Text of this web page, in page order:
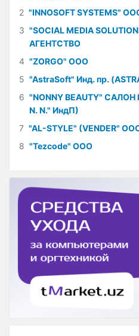
2 "INNOSOFT SYSTEMS"
3 "SOCIAL MEDIA
АГЕНТСТВО
4 "ZORGO" ООО
5 "AstraSoft" Инд. пр.
6 "NONNY BEAUTY"
N. N." ИндП)
7 "AL-STYLE" (VENDER"
8 "Tezcode" ООО